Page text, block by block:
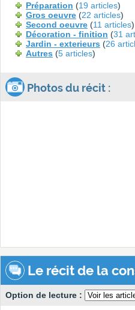
Préparation (19 articles)
Gros oeuvre (22 articles)
Second oeuvre (11 articles)
Décoration - finition (31
Jardin - exterieurs (26
Autres (5 articles)
Photos du récit :
Le récit de la
Option de lecture :